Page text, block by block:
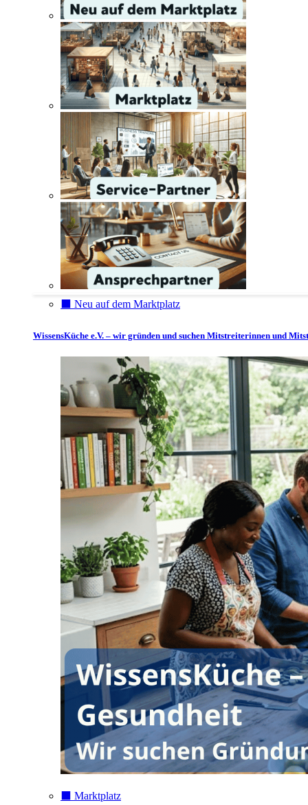
⬛️ Neu auf dem Marktplatz
WissensKüche e.V. – wir gründen und suchen Mitstreiterinnen und
⬛️ Marktplatz